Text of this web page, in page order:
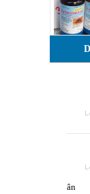
ân